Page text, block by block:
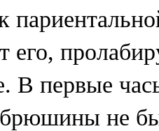
его,
В первые
брюшины не